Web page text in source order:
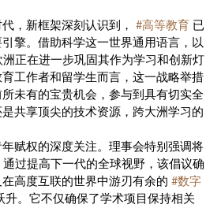
，新框架深刻认识到， #高等教育 已
擎。借助科学这一世界通用语言，以
正在进一步巩固其作为学习和创新灯
工作者和留学生而言，这一战略举措
未有的宝贵机会，参与到具有切实全
共享顶尖的技术资源，跨大洲学习的
赋权的深度关注。理事会特别强调将
过提高下一代的全球视野，该倡议确
高度互联的世界中游刃有余的 #数字
。它不仅确保了学术项目保持相关